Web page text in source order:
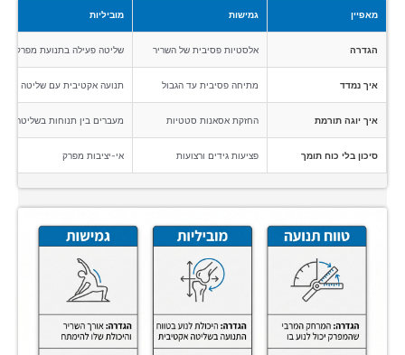
מאפיין גמישות מוביליות
הגדרה אלסטיות פסיבית של השריר שליטה פעילה בתנועת מפרק
איך נמדד מתיחה פסיבית עד הגבול תנועה אקטיבית עם שליטה
איך יוגה תורמת החזקת אסאנות סטטיות מעברים בין תנוחות בשליטה
סיכון בלי כוח תומך פציעות גידים ורצועות אי-יציבות מפרק